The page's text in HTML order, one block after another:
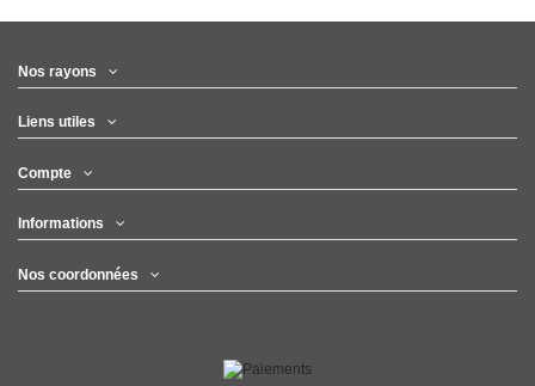
Nos rayons
Liens utiles
Compte
Informations
Nos coordonnées